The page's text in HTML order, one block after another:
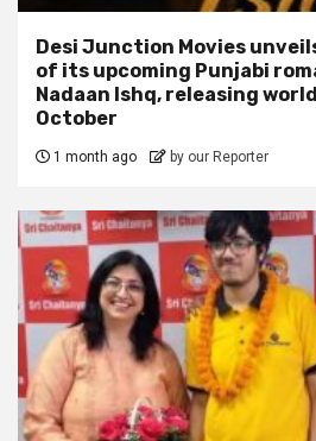
Desi Junction Movies
of its upcoming Punjabi
Nadaan Ishq, releasing
October
1 month ago by our Reporter